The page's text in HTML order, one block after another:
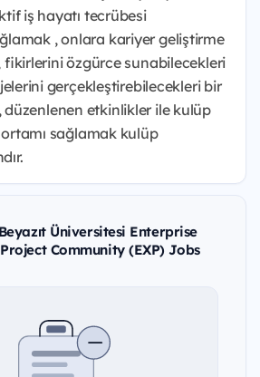
iş hayatı tecrübesi
, onlara kariyer geliştirme
fikirlerini özgürce sunabilecekleri
gerçekleştirebilecekleri bir
etkinlikler ile kulüp
sağlamak kulüp
Üniversitesi Enterprise
Community (EXP) Jobs